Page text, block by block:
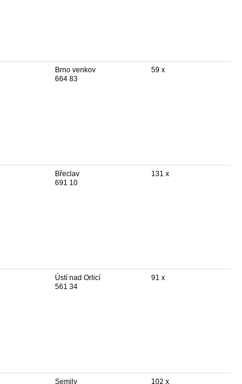
Brno venkov
664 83
59 x
Břeclav
691 10
131 x
Ústí nad Orlicí
561 34
91 x
Semily
102 x